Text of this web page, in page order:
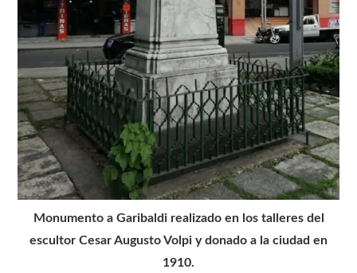
Monumento a Garibaldi realizado en los talleres del
escultor Cesar Augusto Volpi y donado a la ciudad en
1910.